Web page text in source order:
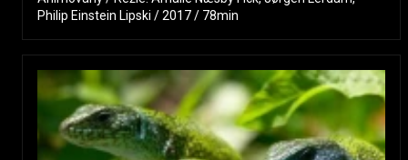
Philip Einstein Lipski / 2017 / 78min